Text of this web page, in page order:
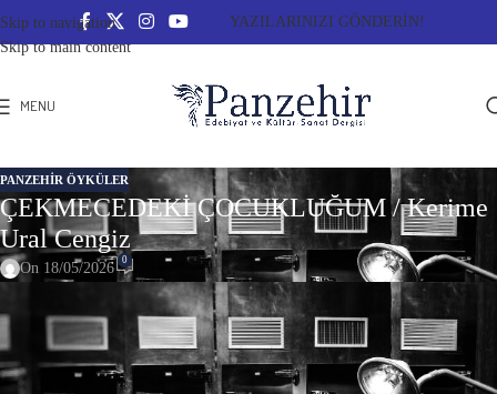
Skip to navigation
Skip to main content
YAZILARINIZI GÖNDERİN!
MENU
PANZEHIR ÖYKÜLER
ÇEKMECEDEKİ ÇOCUKLUĞUM / Kerime
Ural Cengiz
On 18/05/2026 0